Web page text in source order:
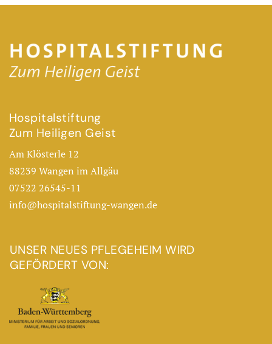
Hospitalstiftung
Zum Heiligen Geist
Am Klösterle 12
88239 Wangen im Allgäu
07522 26545-11
info@hospitalstiftung-wangen.de
UNSER NEUES PFLEGEHEIM WIRD
GEFÖRDERT VON: